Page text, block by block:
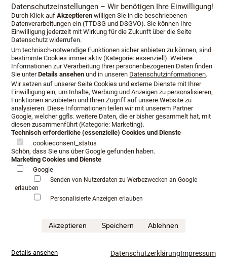
36037 Fulda
Öffnungszeiten Anfahrt
Beratungstermin
Serviceangebot
Infopaket
mehr...
Häufig gesucht: Boxspringbetten Testen Luxushotel schlafen
Datenschutzeinstellungen – Wir benötigen Ihre Einwilligung!
Durch Klick aufAkzeptieren willigen Sie in die beschriebenen
Datenverarbeitungen ein (TTDSG und DSGVO). Sie können Ihre
Einwilligung jederzeit mit Wirkung für die Zukunft über die Seite
Datenschutz widerrufen.
Um technisch-notwendige Funktionen sicher anbieten zu können, sind
bestimmte Cookies immer aktiv (Kategorie: essenziell). Weitere
Informationen zur Verarbeitung Ihrer personenbezogenen Daten finden
Sie unterDetails ansehen und in unseren Datenschutzinformationen.
Wir setzen auf unserer Seite Cookies und externe Dienste mit Ihrer
Einwilligung ein, um Inhalte, Werbung und Anzeigen zu personalisieren,
Funktionen anzubieten und Ihren Zugriff auf unsere Website zu
analysieren. Diese Informationen teilen wir mit unserem Partner
Google, welcher ggfls. weitere Daten, die er bisher gesammelt hat, mit
diesen zusammenführt (Kategorie: Marketing).
Technisch erforderliche (essenzielle) Cookies und Dienste
cookieconsent_status
Schön, dass Sie uns über Google gefunden haben.
Marketing Cookies und Dienste
Google
Senden von Nutzerdaten zu Werbezwecken an Google
erlauben
Personalisierte Anzeigen erlauben
Akzeptieren Speichern Ablehnen
Details ansehen DatenschutzerklärungImpressum